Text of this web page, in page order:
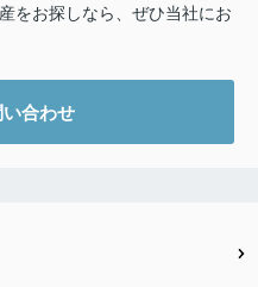
をお探しなら、ぜひ当社にお
い合わせ